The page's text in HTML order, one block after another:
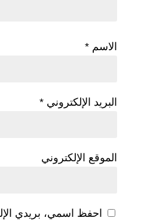
الاسم *
البريد الإلكتروني *
الموقع الإلكتروني
احفظ اسمي، بريدي